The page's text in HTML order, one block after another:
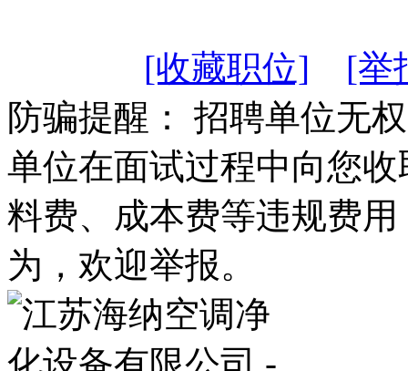
[收藏职位]
[举
防骗提醒： 招聘单位无
单位在面试过程中向您
料费、成本费等违规费
为，欢迎举报。